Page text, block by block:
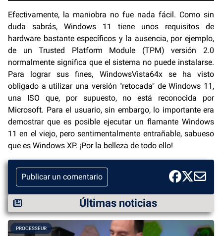
Efectivamente, la maniobra no fue nada fácil. Como sin
duda sabrás, Windows 11 tiene unos requisitos de
hardware bastante específicos y la ausencia, por ejemplo,
de un Trusted Platform Module (TPM) versión 2.0
normalmente significa que el sistema no puede instalarse.
Para lograr sus fines, WindowsVista64x se ha visto
obligado a utilizar una versión "retocada" de Windows 11,
una ISO que, por supuesto, no está reconocida por
Microsoft. Para el usuario, sin embargo, lo importante era
demostrar que es posible ejecutar un flamante Windows
11 en el viejo, pero sentimentalmente entrañable, sabueso
que es Windows XP. ¡Por la belleza de todo ello!
Publicar un comentario
Últimas noticias
PROCESSEUR